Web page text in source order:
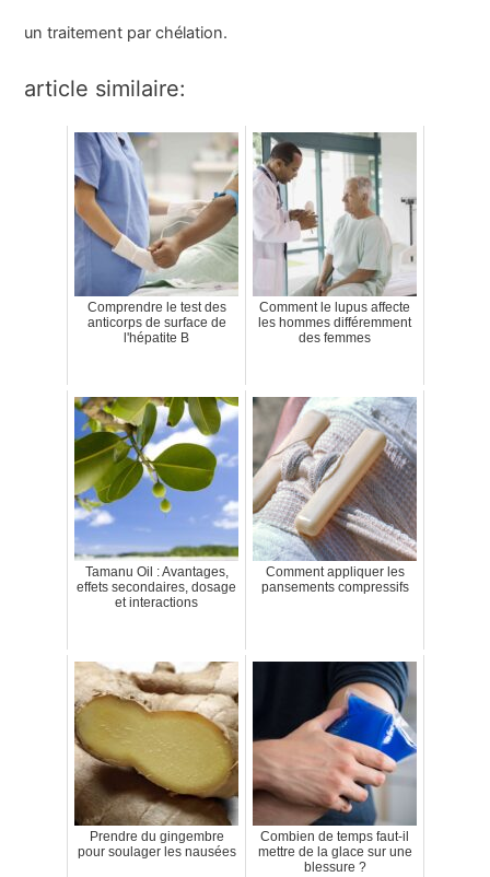
un traitement par chélation.
article similaire:
Comprendre le test des
anticorps de surface de
l'hépatite B
Comment le lupus affecte
les hommes différemment
des femmes
Tamanu Oil : Avantages,
effets secondaires, dosage
et interactions
Comment appliquer les
pansements compressifs
Prendre du gingembre
pour soulager les nausées
Combien de temps faut-il
mettre de la glace sur une
blessure ?